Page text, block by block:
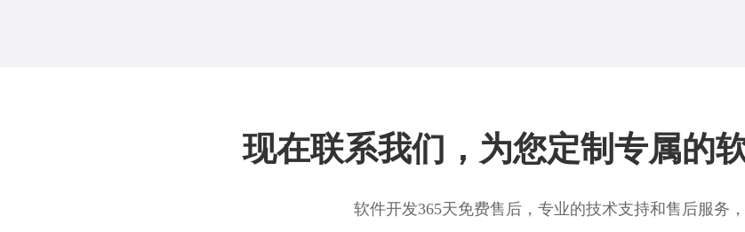
现在联系我们，为您定制专属的
软件开发365天免费售后，专业的技术支持和售后服务